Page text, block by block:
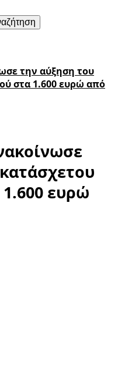
την αύξηση του
στα 1.600 ευρώ από
ευρώ